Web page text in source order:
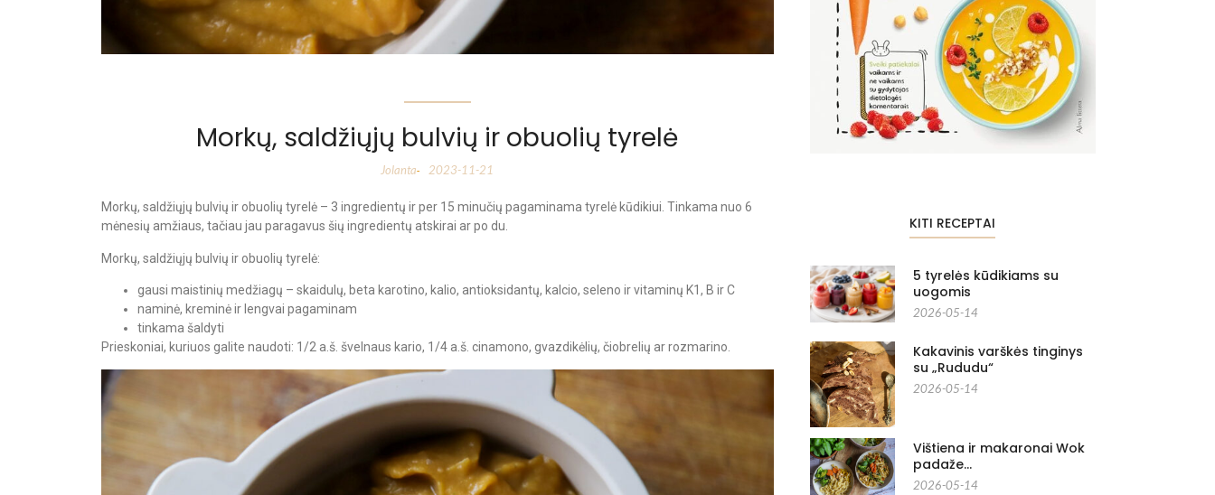
Morkų, saldžiųjų bulvių ir obuolių tyrelė
Jolanta- 2023-11-21
Morkų, saldžiųjų bulvių ir obuolių tyrelė – 3 ingredientų ir per 15 minučių pagaminama tyrelė kūdikiui. Tinkama nuo 6
mėnesių amžiaus, tačiau jau paragavus šių ingredientų atskirai ar po du.
Morkų, saldžiųjų bulvių ir obuolių tyrelė:
gausi maistinių medžiagų – skaidulų, beta karotino, kalio, antioksidantų, kalcio, seleno ir vitaminų K1, B ir C
naminė, kreminė ir lengvai pagaminam
tinkama šaldyti
Prieskoniai, kuriuos galite naudoti: 1/2 a.š. švelnaus kario, 1/4 a.š. cinamono, gvazdikėlių, čiobrelių ar rozmarino.
KITI RECEPTAI
5 tyrelės kūdikiams su
uogomis
2026-05-14
Kakavinis varškės tinginys
su „Rududu“
2026-05-14
Vištiena ir makaronai Wok
padaže…
2026-05-14